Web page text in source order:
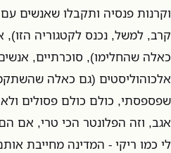
וקרנות פנסיה ותקבלו שאנשים
קרב, למשל, נכנס לקטגוריה הזו),
כאלה שהחלימו), סוכרתיים,
אלכוהוליסטים (גם כאלה
שפספסתי, כולם כולם פסולים ולא
אגב, וזה הפלונטר הכי טרי, אם
לי כמו ריקי - המדינה מחייבת